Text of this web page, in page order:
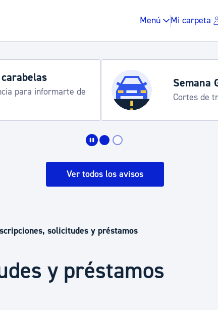
Menú Mi carpeta
Espacio público,
Desarrollo económico
Semana Grande 2026
Cortes de tráfico y servicios
Ver todos los avisos
solicitudes y préstamos
y préstamos